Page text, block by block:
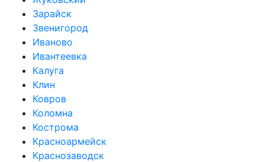
Зарайск
Звенигород
Иваново
Ивантеевка
Калуга
Клин
Ковров
Коломна
Кострома
Красноармейск
Краснозаводск